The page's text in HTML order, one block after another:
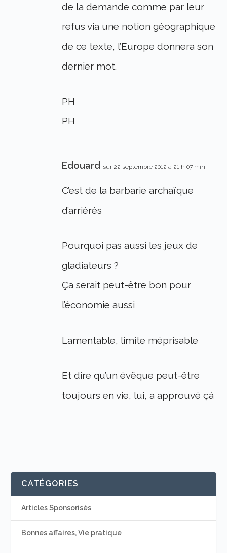
de la demande comme par leur
refus via une notion géographique
de ce texte, l’Europe donnera son
dernier mot.
PH
PH
Edouard sur 22 septembre 2012 à 21 h 07 min
C’est de la barbarie archaïque
d’arriérés
Pourquoi pas aussi les jeux de
gladiateurs ?
Ça serait peut-être bon pour
l’économie aussi
Lamentable, limite méprisable
Et dire qu’un évêque peut-être
toujours en vie, lui, a approuvé çà
CATÉGORIES
Articles Sponsorisés
Bonnes affaires, Vie pratique